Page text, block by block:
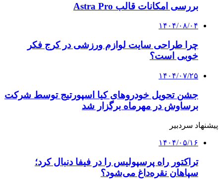
بررسی امکانات قالب Astra Pro
۱۴۰۴/۰۸/۰۴
چرا طراحی سایت لوازم ورزشی در کرج فکر
خوبی است؟
۱۴۰۴/۰۷/۲۵
جشن تحویل خودروهای کیا اسپورتیج توسط شرکت
برساوش در مهرماه برگزار شد
پیشنهاد سردبیر
۱۴۰۴/۰۵/۱۶
تراکتور راه پرسپولیس را در فیفا دنبال کرد؛
سپاهان نقره‌داغ می‌شود؟